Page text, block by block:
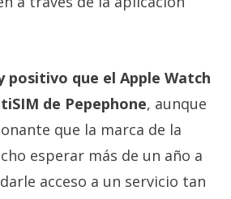
positivo que el Apple Watch
de Pepephone, aunque
que la marca de la
esperar más de un año a
acceso a un servicio tan